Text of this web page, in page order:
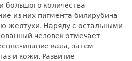
большого количества
из них пигмента билирубина
желтухи. Наряду с остальными
человек отмечает
кала, затем
и кожи. Развитие